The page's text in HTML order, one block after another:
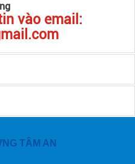
vào email:
TÂM AN